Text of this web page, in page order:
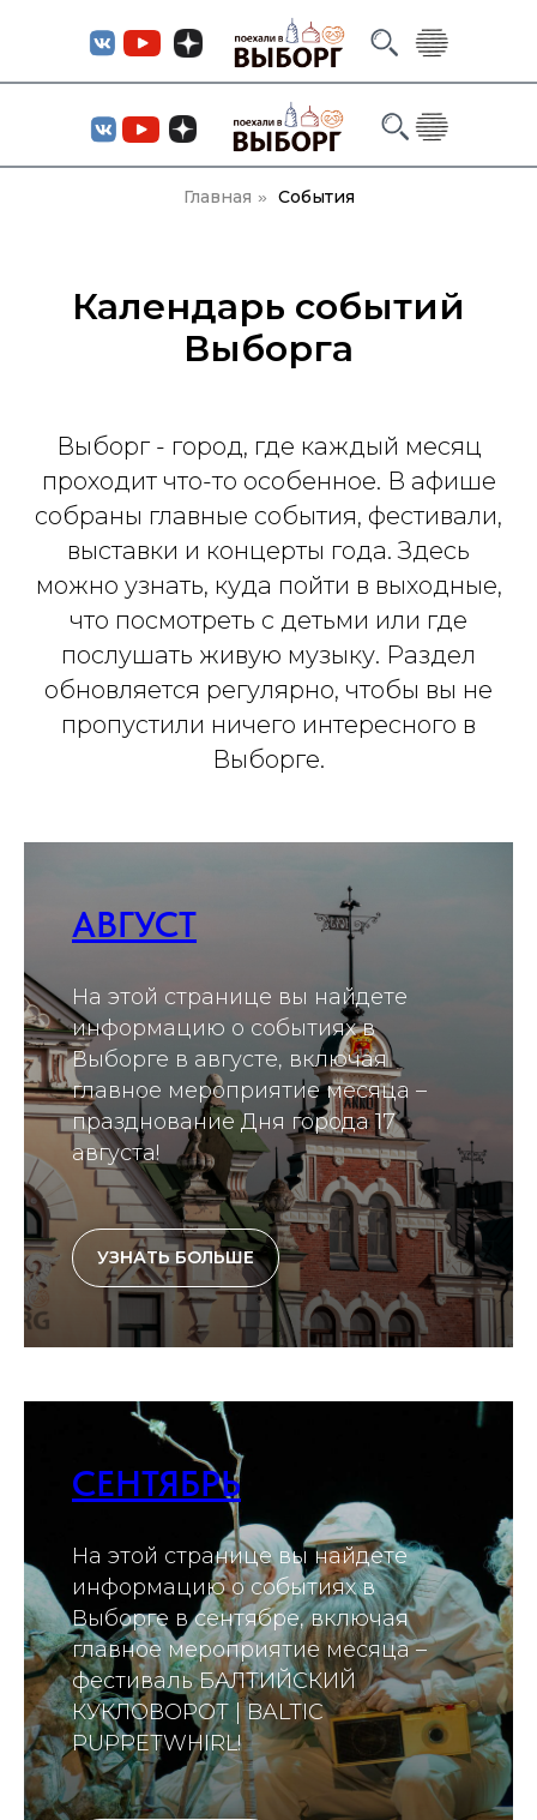
Главная » События
Календарь событий
Выборга
Выборг - город, где каждый месяц
проходит что-то особенное. В афише
собраны главные события, фестивали,
выставки и концерты года. Здесь
можно узнать, куда пойти в выходные,
что посмотреть с детьми или где
послушать живую музыку. Раздел
обновляется регулярно, чтобы вы не
пропустили ничего интересного в
Выборге.
АВГУСТ
На этой странице вы найдете
информацию о событиях в
Выборге в августе, включая
главное мероприятие месяца –
празднование Дня города 17
августа!
УЗНАТЬ БОЛЬШЕ
СЕНТЯБРЬ
На этой странице вы найдете
информацию о событиях в
Выборге в сентябре, включая
главное мероприятие месяца –
фестиваль БАЛТИЙСКИЙ
КУКЛОВОРОТ | BALTIC
PUPPETWHIRL!